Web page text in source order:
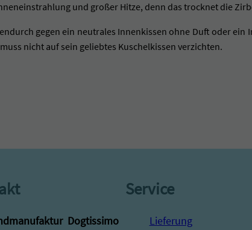
und großer Hitze, denn das trocknet die
gegen ein neutrales Innenkissen ohne Duft oder
nicht auf sein geliebtes Kuschelkissen verzichten.
Dogtissimo
Service
Lieferung